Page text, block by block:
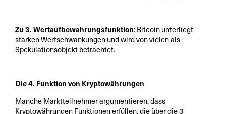
Zu 3. Wertaufbewahrungsfunktion: Bitcoin unterliegt
starken Wertschwankungen und wird von vielen als
Spekulationsobjekt betrachtet.
Die 4. Funktion von Kryptowährungen
Manche Marktteilnehmer argumentieren, dass
Kryptowährungen Funktionen erfüllen, die über die 3